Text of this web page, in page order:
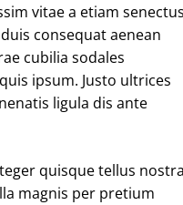
vitae a etiam
consequat aenean
cubilia sodales
ipsum. Justo ultrices
ligula dis ante
quisque tellus
magnis per pretium